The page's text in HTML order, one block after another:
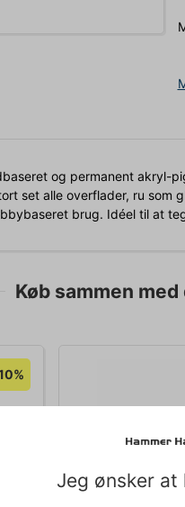
Jeg ønsker at
og permanent akryl-
set alle overflader, ru som
brug. Idéel til at
Køb sammen